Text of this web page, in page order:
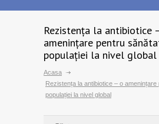
Rezistența la antibiotice
amenințare pentru
populației la nivel global
Acasa
Rezistența la antibiotice – o
populației la nivel global